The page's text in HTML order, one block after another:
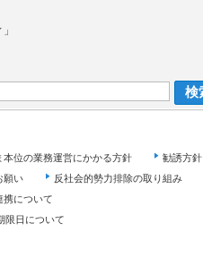
本位の業務運営にかかる方針
勧誘方針
願い
反社会的勢力排除の取り組み
携について
限日について